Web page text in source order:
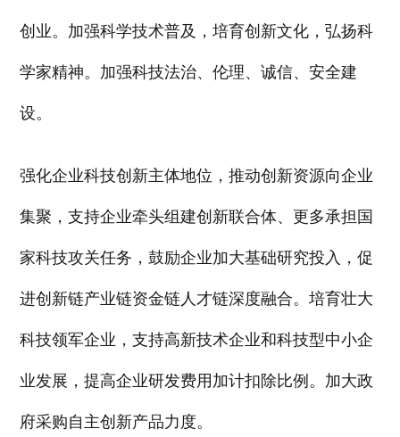
创业。加强科学技术普及，培育创新文化，弘扬科
学家精神。加强科技法治、伦理、诚信、安全建
设。
强化企业科技创新主体地位，推动创新资源向企业
集聚，支持企业牵头组建创新联合体、更多承担国
家科技攻关任务，鼓励企业加大基础研究投入，促
进创新链产业链资金链人才链深度融合。培育壮大
科技领军企业，支持高新技术企业和科技型中小企
业发展，提高企业研发费用加计扣除比例。加大政
府采购自主创新产品力度。